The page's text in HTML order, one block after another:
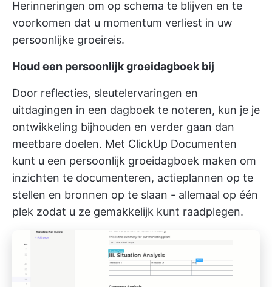
Herinneringen om op schema te blijven en te
voorkomen dat u momentum verliest in uw
persoonlijke groeireis.
Houd een persoonlijk groeidagboek bij
Door reflecties, sleutelervaringen en
uitdagingen in een dagboek te noteren, kun je je
ontwikkeling bijhouden en verder gaan dan
meetbare doelen. Met ClickUp Documenten
kunt u een persoonlijk groeidagboek maken om
inzichten te documenteren, actieplannen op te
stellen en bronnen op te slaan - allemaal op één
plek zodat u ze gemakkelijk kunt raadplegen.